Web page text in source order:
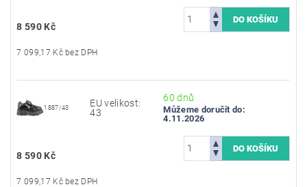
8 590 Kč
7 099,17 Kč bez DPH
1887/43
EU velikost:
43
60 dnů
Můžeme doručit do:
4.11.2026
8 590 Kč
7 099,17 Kč bez DPH